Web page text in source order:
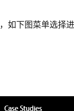
如下图菜单选择